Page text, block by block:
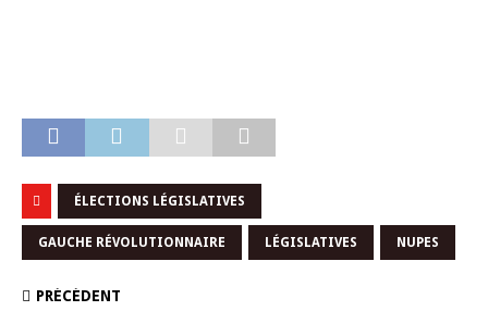
ÉLECTIONS LÉGISLATIVES
GAUCHE RÉVOLUTIONNAIRE LÉGISLATIVES NUPES
PRÉCÉDENT